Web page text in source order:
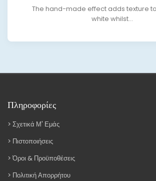
The hand-made effect adds texture
white whilst...
Πληροφορίες
Σχετικά Μ' Εμάς
Πιστοποιήσεις
Όροι & Προϋποθέσεις
Πολιτική Απορρήτου